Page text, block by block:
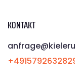
KONTAKT